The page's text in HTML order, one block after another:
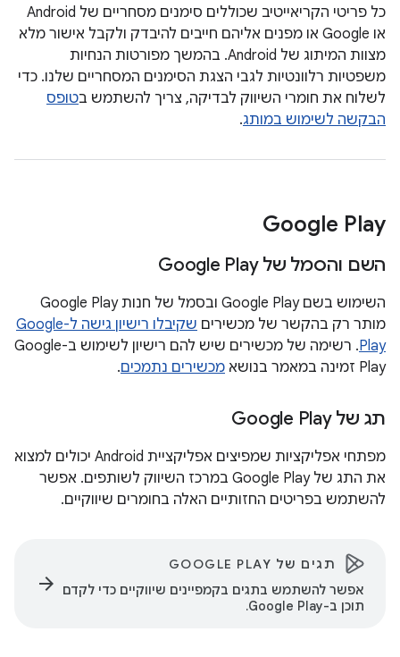
כל פריטי הקריאייטיב שכוללים סימנים מסחריים של Android
או Google או מפנים אליהם חייבים להיבדק ולקבל אישור מלא
מצוות המיתוג של Android. בהמשך מפורטות הנחיות
משפטיות רלוונטיות לגבי הצגת הסימנים המסחריים שלנו. כדי
לשלוח את חומרי השיווק לבדיקה, צריך להשתמש בטופס
הבקשה לשימוש במותג.
Google Play
השם והסמל של Google Play
השימוש בשם Google Play ובסמל של חנות Google Play
מותר רק בהקשר של מכשירים
שקיבלו רישיון גישה ל-Google
Play
. רשימה של מכשירים שיש להם רישיון לשימוש ב-Google
Play זמינה במאמר בנושא
מכשירים נתמכים.
תג של Google Play
מפתחי אפליקציות שמפיצים אפליקציית Android יכולים למצוא
את התג של Google Play במרכז השיווק לשותפים. אפשר
להשתמש בפריטים החזותיים האלה בחומרים שיווקיים.
תגים של GOOGLE PLAY
אפשר להשתמש בתגים בקמפיינים שיווקיים כדי לקדם
תוכן ב-Google Play.
arrow_forward